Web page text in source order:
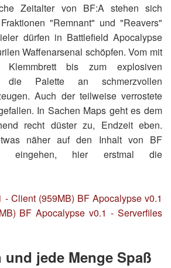
Zeitalter von BF:A stehen sich
"Remnant" und "Reavers"
dürfen in Battlefield Apocalypse
Waffenarsenal schöpfen. Vom mit
Klemmbrett bis zum explosiven
die Palette an schmerzvollen
Auch der teilweise verrostete
In Sachen Maps geht es dem
recht düster zu, Endzeit eben.
näher auf den Inhalt von BF
eingehen, hier erstmal die
- Client (959MB) BF Apocalypse v0.1
BF Apocalypse v0.1 - Serverfiles
und jede Menge Spaß